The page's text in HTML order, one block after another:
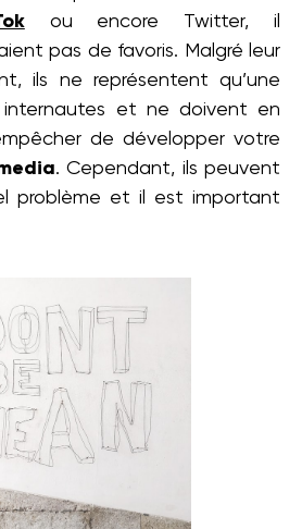
ou encore Twitter, il
pas de favoris. Malgré leur
ils ne représentent qu’une
et ne doivent en
de développer votre
. Cependant, ils peuvent
problème et il est important